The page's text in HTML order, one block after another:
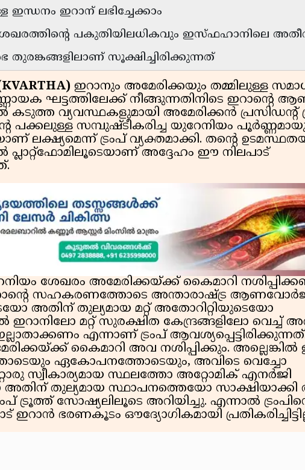
ഇന്ധനം ഇറാന് ലഭിച്ചേക്കാം
പകുതിയിലധികവും ഇസ്‌ഫഹാനിലെ
സൂക്ഷിച്ചിരിക്കുന്നത്
ഇറാനും അമേരിക്കയും തമ്മിലുള്ള
ഘട്ടത്തിലേക്ക് നീങ്ങുന്നതിനിടെ ഇറാന്റെ
കടുത്ത വ്യവസ്ഥകളുമായി അമേരിക്കൻ പ്രസിഡന്റ്
പക്കലുള്ള സമ്പുഷ്ടീകരിച്ച യുറേനിയം
ലക്ഷ്യമെന്ന് ട്രംപ് വ്യക്തമാക്കി. തന്റെ
അദ്ദേഹം ഈ നിലപാട്
ശേഖരം അമേരിക്കയ്ക്ക് കൈമാറി
സഹകരണത്തോടെ അന്താരാഷ്ട്ര
അതിന് തുല്യമായ മറ്റ് അതോറിറ്റിയുടെയോ
ഇറാനിലോ മറ്റ് സുരക്ഷിത കേന്ദ്രങ്ങളിലോ വെച്ച്
എന്നാണ് ട്രംപ്
കൈമാറി അവ നശിപ്പിക്കും. അല്ലെങ്കിൽ
ഏകോപനത്തോടെയും, അവിടെ വെച്ചോ
സ്വീകാര്യമായ സ്ഥലത്തോ അറ്റോമിക് എനർജി
അതിന് തുല്യമായ സ്ഥാപനത്തെയോ
ട്രൂത്ത് സോഷ്യലിലൂടെ അറിയിച്ചു. എന്നാൽ
ഭരണകൂടം ഔദ്യോഗികമായി